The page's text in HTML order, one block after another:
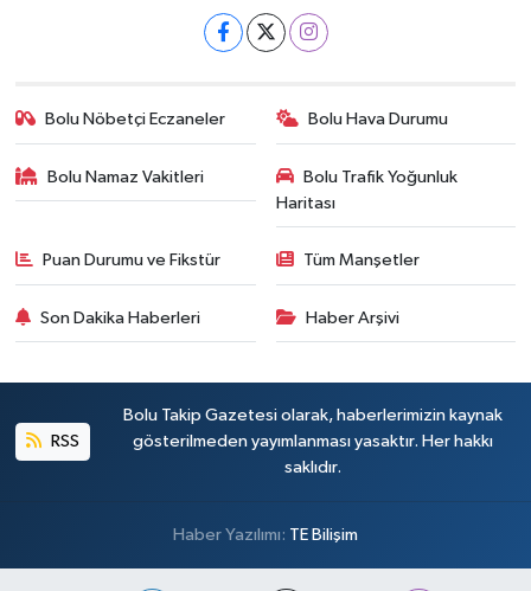
Bolu Nöbetçi Eczaneler Bolu Hava Durumu
Bolu Namaz Vakitleri
Bolu Trafik Yoğunluk
Haritası
Puan Durumu ve Fikstür Tüm Manşetler
Son Dakika Haberleri Haber Arşivi
RSS
Bolu Takip Gazetesi olarak, haberlerimizin kaynak
gösterilmeden yayımlanması yasaktır. Her hakkı
saklıdır.
Haber Yazılımı: TE Bilişim